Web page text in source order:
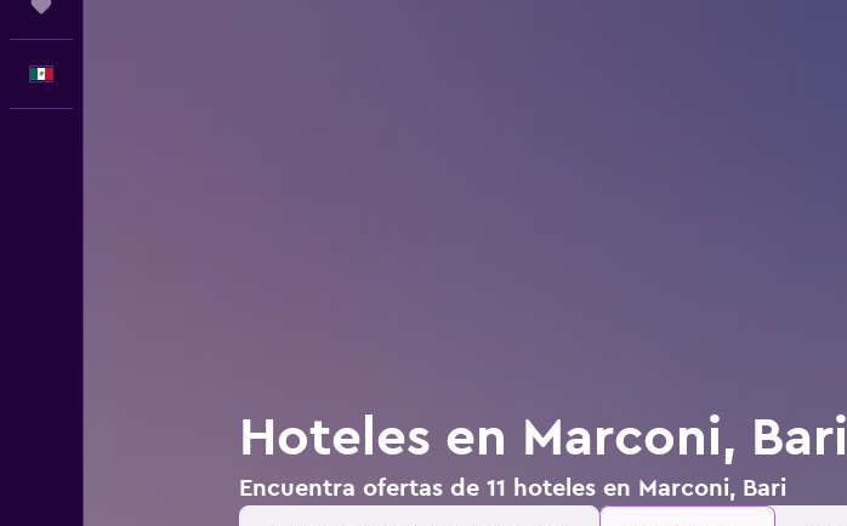
Hoteles en Marconi, Bari
Encuentra ofertas de 11 hoteles en Marconi, Bari